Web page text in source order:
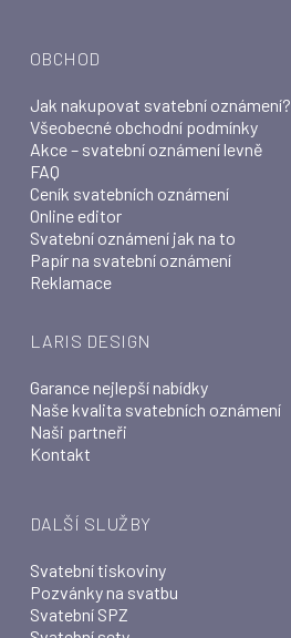
OBCHOD
Jak nakupovat svatební oznámení?
Všeobecné obchodní podmínky
Akce – svatební oznámení levně
FAQ
Ceník svatebních oznámení
Online editor
Svatební oznámení jak na to
Papír na svatební oznámení
Reklamace
LARIS DESIGN
Garance nejlepší nabídky
Naše kvalita svatebních oznámení
Naši partneři
Kontakt
DALŠÍ SLUŽBY
Svatební tiskoviny
Pozvánky na svatbu
Svatební SPZ